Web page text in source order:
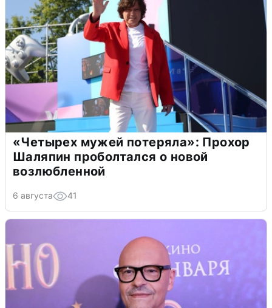
«Четырех мужей потеряла»: Прохор
Шаляпин проболтался о новой
возлюбленной
6 августа 41